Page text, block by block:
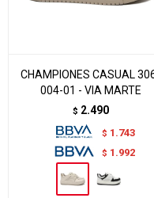
CHAMPIONES CASUAL
004-01 - VIA MARTE
$ 2.490
$ 1.743
$ 1.992